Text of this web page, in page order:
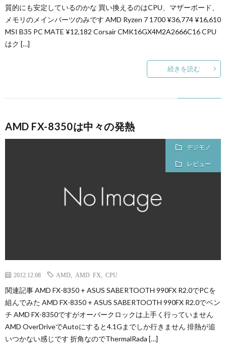
質的にも安定しているのかな 買い換えるのはCPU、マザーボード、
メモリのメインパーツのみです AMD Ryzen 7 1700 ¥36,774 ¥16,610
MSI B35 PC MATE ¥12,182 Corsair CMK16GX4M2A2666C16 CPU
はク […]
続きを読む
AMD FX-8350は中々の発熱
デジモノ
レビュー
2012.12.08 AMD AMD FX CPU
関連記事 AMD FX-8350 + ASUS SABERTOOTH 990FX R2.0でPCを
組んでみた AMD FX-8350 + ASUS SABERTOOTH 990FX R2.0でベン
チ AMD FX-8350ですがオーバークロックは上手く行っていません
AMD OverDriveでAutoにすると4.1Gまでしか行きません 排熱が追
いつかない感じです 折角なのでThermalRada […]